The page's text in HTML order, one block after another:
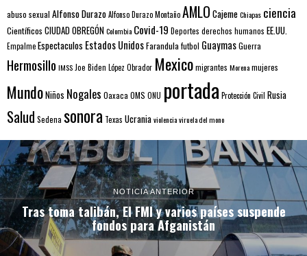
abuso sexual Alfonso DurazoAlfonso Durazo MontañoAMLO CajemeChiapas ciencia
Científicos CIUDAD OBREGÓNColombia Covid-19 Deportes derechos humanos EE.UU.
EmpalmeEspectaculos Estados UnidosFarandula futbol GuaymasGuerra
Hermosillo IMSS Joe Biden López Obrador Mexicomigrantes Morenamujeres
MundoNiños Nogales Oaxaca OMS ONU portada Protección Civil Rusia
Salud Sedena sonora Texas Ucraniaviolenciaviruela del mono
NOTICIA ANTERIOR
Tras toma talibán, El FMI y varios países suspende
fondos para Afganistán